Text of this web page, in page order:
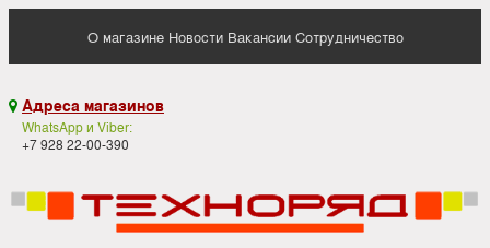
О магазине Новости Вакансии Сотрудничество
 Адреса магазинов
WhatsApp и Viber:
+7 928 22-00-390